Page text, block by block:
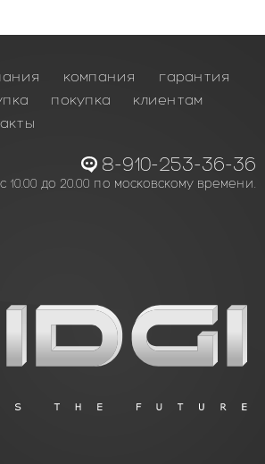
компания
гарантия
покупка
клиентам
8-910-253-36-36
10.00 до 20.00 по московскому времени.